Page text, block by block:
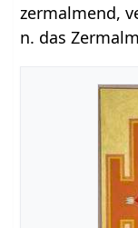
zermalmend,
n. das